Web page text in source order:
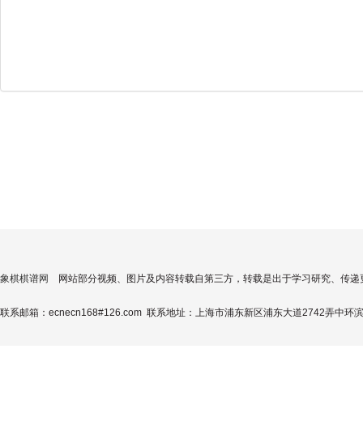
象棋棋谱网 网站部分视频、图片及内容转载自第三方，转载是出于学习研究、传
联系邮箱：ecnecn168#126.com 联系地址：上海市浦东新区浦东大道2742弄中